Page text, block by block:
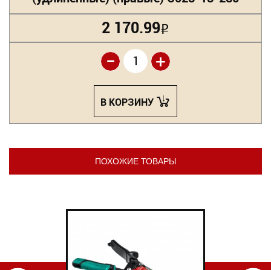
2 170.99Р
+
-
В КОРЗИНУ
ПОХОЖИЕ ТОВАРЫ